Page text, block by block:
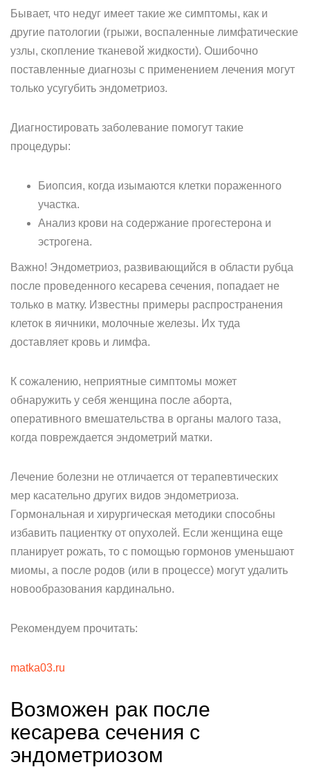
Бывает, что недуг имеет такие же симптомы, как и
другие патологии (грыжи, воспаленные лимфатические
узлы, скопление тканевой жидкости). Ошибочно
поставленные диагнозы с применением лечения могут
только усугубить эндометриоз.
Диагностировать заболевание помогут такие
процедуры:
Биопсия, когда изымаются клетки пораженного
участка.
Анализ крови на содержание прогестерона и
эстрогена.
Важно! Эндометриоз, развивающийся в области рубца
после проведенного кесарева сечения, попадает не
только в матку. Известны примеры распространения
клеток в яичники, молочные железы. Их туда
доставляет кровь и лимфа.
К сожалению, неприятные симптомы может
обнаружить у себя женщина после аборта,
оперативного вмешательства в органы малого таза,
когда повреждается эндометрий матки.
Лечение болезни не отличается от терапевтических
мер касательно других видов эндометриоза.
Гормональная и хирургическая методики способны
избавить пациентку от опухолей. Если женщина еще
планирует рожать, то с помощью гормонов уменьшают
миомы, а после родов (или в процессе) могут удалить
новообразования кардинально.
Рекомендуем прочитать:
matka03.ru
Возможен рак после
кесарева сечения с
эндометриозом